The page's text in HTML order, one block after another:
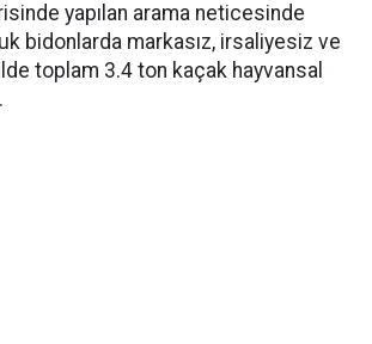
yapılan arama neticesinde
bidonlarda markasız, irsaliyesiz ve
toplam 3.4 ton kaçak hayvansal